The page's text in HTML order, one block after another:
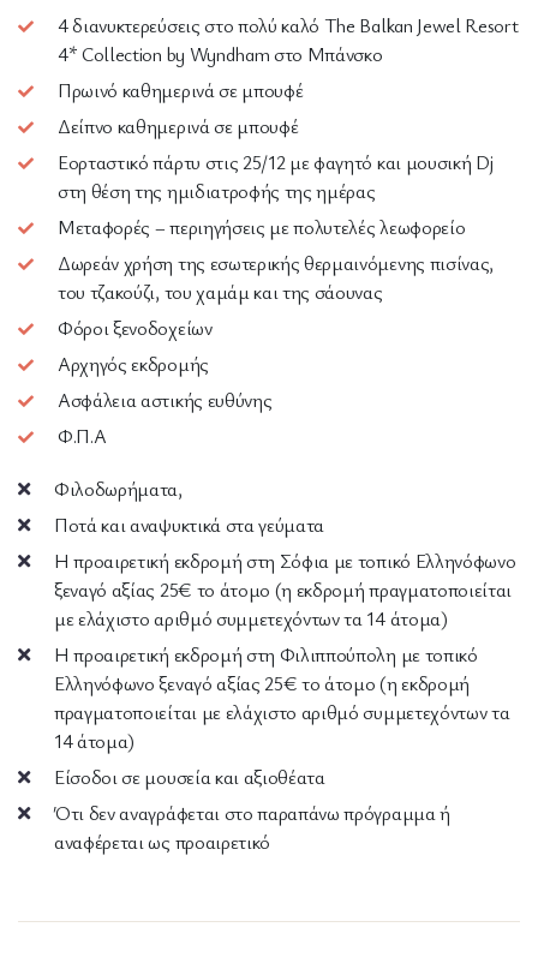
4 διανυκτερεύσεις στο πολύ καλό The Balkan Jewel Resort
4* Collection by Wyndham στο Μπάνσκο
Πρωινό καθημερινά σε μπουφέ
Δείπνο καθημερινά σε μπουφέ
Εορταστικό πάρτυ στις 25/12 με φαγητό και μουσική Dj
στη θέση της ημιδιατροφής της ημέρας
Μεταφορές – περιηγήσεις με πολυτελές λεωφορείο
Δωρεάν χρήση της εσωτερικής θερμαινόμενης πισίνας,
του τζακούζι, του χαμάμ και της σάουνας
Φόροι ξενοδοχείων
Αρχηγός εκδρομής
Ασφάλεια αστικής ευθύνης
Φ.Π.Α
Φιλοδωρήματα,
Ποτά και αναψυκτικά στα γεύματα
Η προαιρετική εκδρομή στη Σόφια με τοπικό Ελληνόφωνο
ξεναγό αξίας 25€ το άτομο (η εκδρομή πραγματοποιείται
με ελάχιστο αριθμό συμμετεχόντων τα 14 άτομα)
Η προαιρετική εκδρομή στη Φιλιππούπολη με τοπικό
Ελληνόφωνο ξεναγό αξίας 25€ το άτομο (η εκδρομή
πραγματοποιείται με ελάχιστο αριθμό συμμετεχόντων τα
14 άτομα)
Είσοδοι σε μουσεία και αξιοθέατα
Ότι δεν αναγράφεται στο παραπάνω πρόγραμμα ή
αναφέρεται ως προαιρετικό